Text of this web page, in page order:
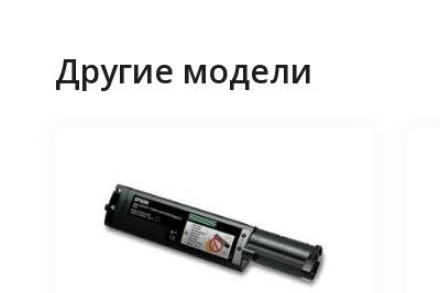
Другие модели